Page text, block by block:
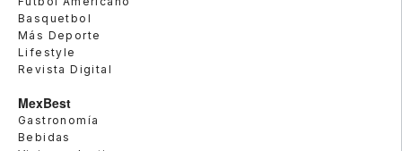
Basquetbol
Más Deporte
Lifestyle
Revista Digital
MexBest
Gastronomía
Bebidas